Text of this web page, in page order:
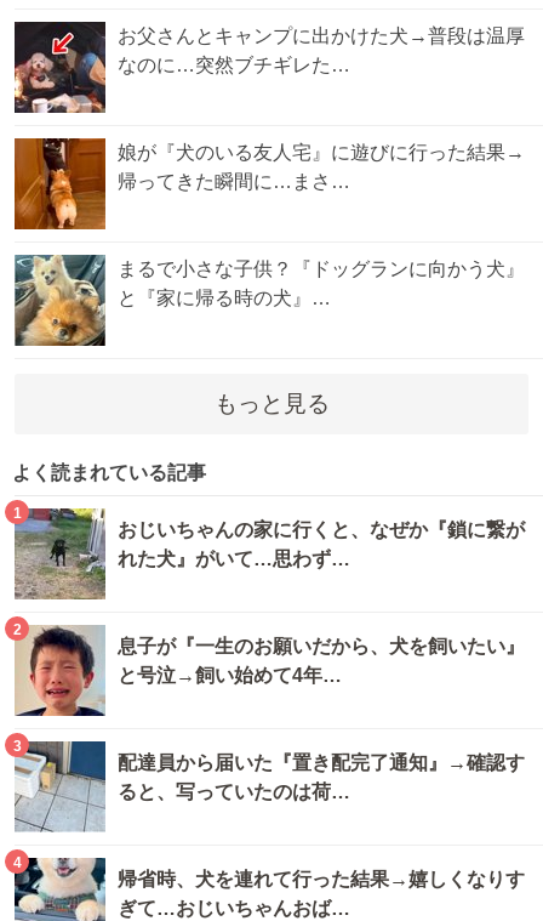
お父さんとキャンプに出かけた犬→普段は温厚
なのに…突然ブチギレた…
娘が『犬のいる友人宅』に遊びに行った結果→
帰ってきた瞬間に…まさ…
まるで小さな子供？『ドッグランに向かう犬』
と『家に帰る時の犬』…
もっと見る
よく読まれている記事
1
おじいちゃんの家に行くと、なぜか『鎖に繋が
れた犬』がいて…思わず…
2
息子が『一生のお願いだから、犬を飼いたい』
と号泣→飼い始めて4年…
3
配達員から届いた『置き配完了通知』→確認す
ると、写っていたのは荷…
4
帰省時、犬を連れて行った結果→嬉しくなりす
ぎて…おじいちゃんおば…